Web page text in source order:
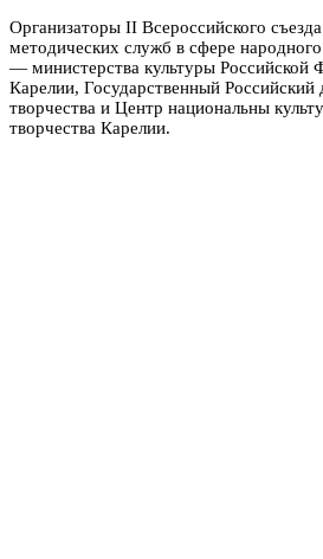
Организаторы II Всероссийского
методических служб в сфере народного
— министерства культуры Российской
Карелии, Государственный Российский
творчества и Центр национальны
творчества Карелии.